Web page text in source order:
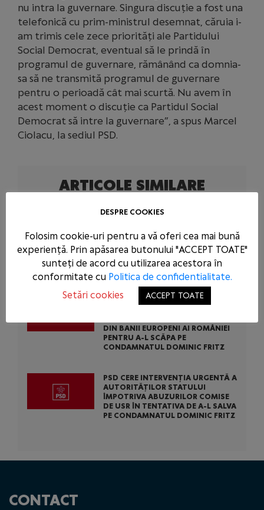
nu intra la guvernare. Singura discuție a fost una
telefonică cu prim-ministrul desemnat, căruia i-
am trimis cele zece priorități ale Partidului
Social Democrat, eventual să le prindă în
programul de guvernare, rămânând ca domnia-
sa să ne transmită programul de guvernare
pentru o perioadă cât mai scurtă. Nu avem în
acest moment o discuție ca Partidul Social
Democrat să intre la guvernare”, a spus Marcel
Ciolacu, la sediul PSD.
ARTICOLE SIMILARE
CENTRALELE PE CĂRBUNE SUNT O
MAJORĂ A ȚĂRII NOASTRE: PSD A
CERUT ACTIVAREA MECANISMULUI
EUROPEAN DE URGENȚĂ! BOLOJAN
ARE OBLIGAȚIA SĂ SUSȚINĂ
CAUZA ROMÂNIEI LA BRUXELLES!
PSD CONDAMNĂ ACȚIUNEA
DIN BANII EUROPENI AI ROMÂNIEI
PENTRU A-L SCĂPA PE
CONDAMNATUL DOMINIC FRITZ
PSD CERE INTERVENȚIA URGENTĂ A
AUTORITĂȚILOR STATULUI
ÎMPOTRIVA ABUZURILOR COMISE
DE USR ÎN TENTATIVA DE A-L SALVA
PE CONDAMNATUL DOMINIC FRITZ
CONTACT
DESPRE COOKIES
Folosim cookie-uri pentru a vă oferi cea mai bună
experiență. Prin apăsarea butonului "ACCEPT TOATE"
sunteți de acord cu utilizarea acestora în
conformitate cu Politica de confidentialitate.
Setări cookies
ACCEPT TOATE